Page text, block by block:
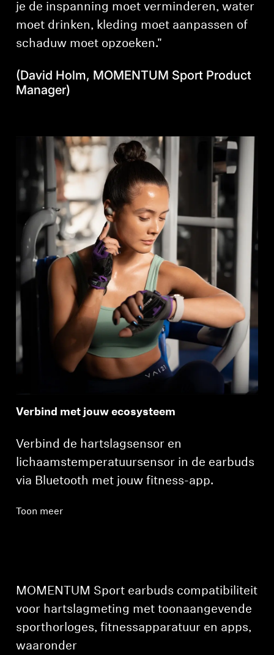
je de inspanning moet verminderen, water
moet drinken, kleding moet aanpassen of
schaduw moet opzoeken."
(David Holm, MOMENTUM Sport Product
Manager)
Verbind met jouw ecosysteem
Verbind de hartslagsensor en
lichaamstemperatuursensor in de earbuds
via Bluetooth met jouw fitness-app.
Toon meer
MOMENTUM Sport earbuds compatibiliteit
voor hartslagmeting met toonaangevende
sporthorloges, fitnessapparatuur en apps,
waaronder